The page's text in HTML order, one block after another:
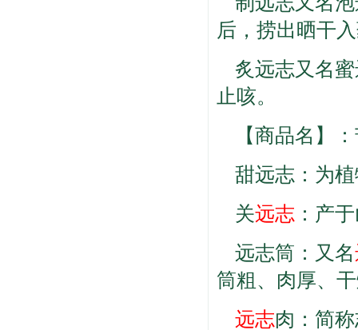
后，捞出晒干
炙远志又名
止咳。
【商品名】
甜远志：为
关远志 ：产
远志筒：又名
筒粗、肉厚、
远志肉：简